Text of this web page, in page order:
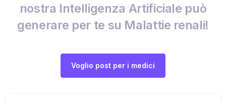
nostra Intelligenza Artificiale può
generare per te su Malattie renali!
Voglio post per i medici